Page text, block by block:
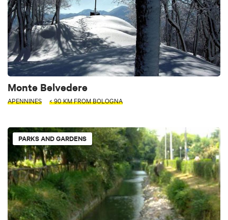
Monte Belvedere
APENNINES < 90 KM FROM BOLOGNA
PARKS AND GARDENS